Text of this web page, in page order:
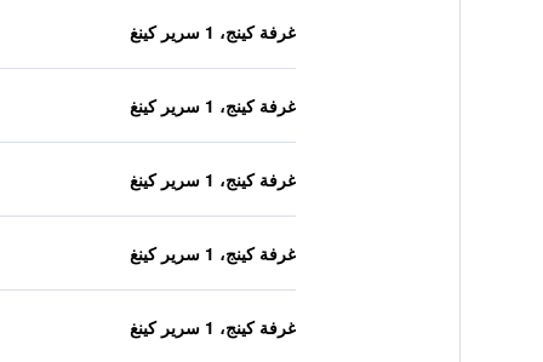
غرفة كينج، 1 سرير كينغ
غرفة كينج، 1 سرير كينغ
غرفة كينج، 1 سرير كينغ
غرفة كينج، 1 سرير كينغ
غرفة كينج، 1 سرير كينغ